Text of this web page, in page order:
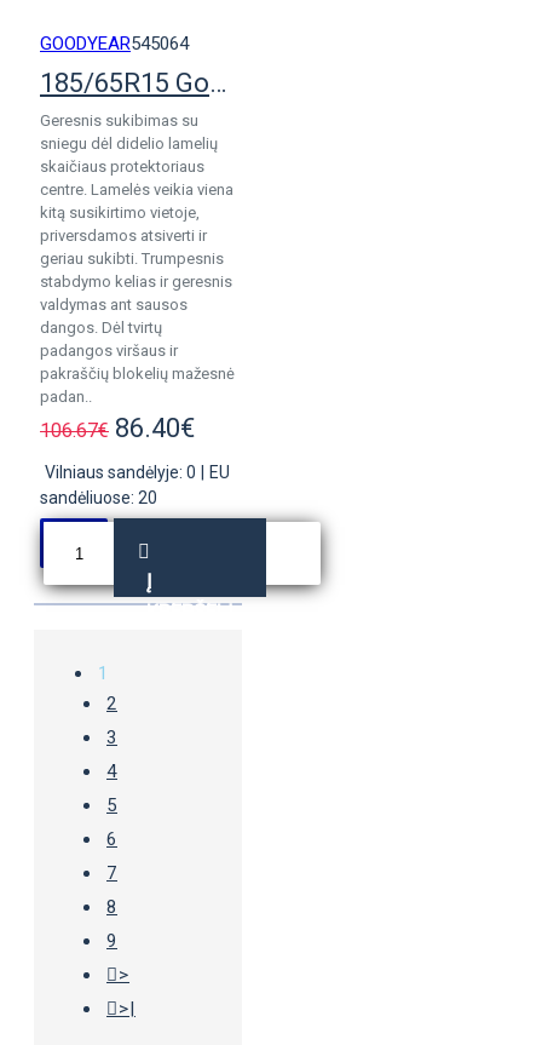
GOODYEAR545064
185/65R15 Goodyear Vector 4Seasons Gen 3
Geresnis sukibimas su
sniegu dėl didelio lamelių
skaičiaus protektoriaus
centre. Lamelės veikia viena
kitą susikirtimo vietoje,
priversdamos atsiverti ir
geriau sukibti. Trumpesnis
stabdymo kelias ir geresnis
valdymas ant sausos
dangos. Dėl tvirtų
padangos viršaus ir
pakraščių blokelių mažesnė
padan..
106.67€ 86.40€
Vilniaus sandėlyje: 0
EU
sandėliuose: 20
Į
KREPŠELĮ
1
2
3
4
5
6
7
8
9
>
>|